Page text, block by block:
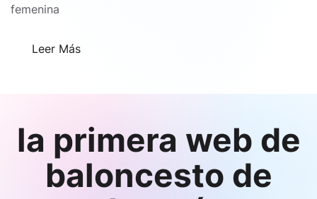
femenina
Leer Más
la primera web de
baloncesto de